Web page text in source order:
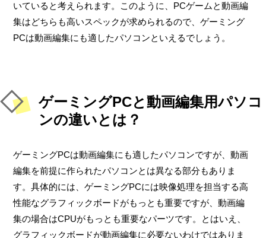
いていると考えられます。このように、PCゲームと動画編
集はどちらも高いスペックが求められるので、ゲーミング
PCは動画編集にも適したパソコンといえるでしょう。
ゲーミングPCと動画編集用パソコ
ンの違いとは？
ゲーミングPCは動画編集にも適したパソコンですが、動画
編集を前提に作られたパソコンとは異なる部分もありま
す。具体的には、ゲーミングPCには映像処理を担当する高
性能なグラフィックボードがもっとも重要ですが、動画編
集の場合はCPUがもっとも重要なパーツです。とはいえ、
グラフィックボードが動画編集に必要ないわけではありま